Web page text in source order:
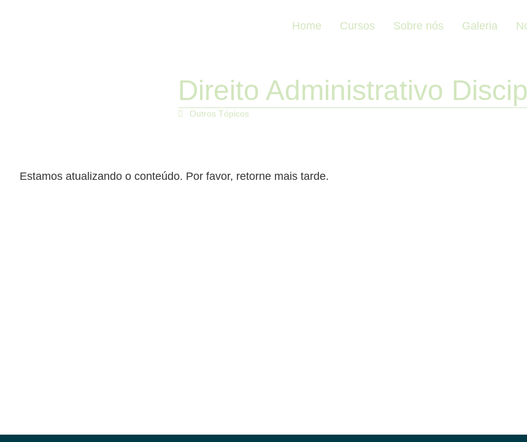
Home Cursos Sobre nós Galeria
Direito Administrativo
Outros Tópicos
Estamos atualizando o conteúdo. Por favor, retorne mais tarde.